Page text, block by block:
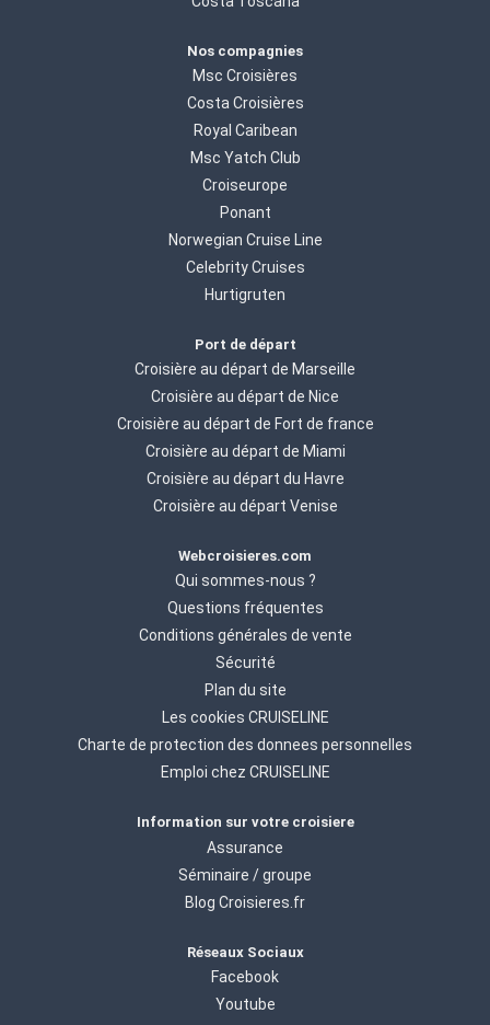
Nos compagnies
Msc Croisières
Costa Croisières
Royal Caribean
Msc Yatch Club
Croiseurope
Ponant
Norwegian Cruise Line
Celebrity Cruises
Hurtigruten
Port de départ
Croisière au départ de Marseille
Croisière au départ de Nice
Croisière au départ de Fort de france
Croisière au départ de Miami
Croisière au départ du Havre
Croisière au départ Venise
Webcroisieres.com
Qui sommes-nous ?
Questions fréquentes
Conditions générales de vente
Sécurité
Plan du site
Les cookies CRUISELINE
Charte de protection des donnees personnelles
Emploi chez CRUISELINE
Information sur votre croisiere
Assurance
Séminaire / groupe
Blog Croisieres.fr
Réseaux Sociaux
Facebook
Youtube